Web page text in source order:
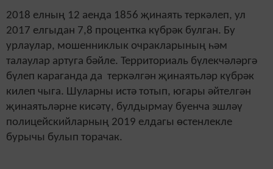
2018 елның 12 аенда 1856 җинаять теркәлеп, ул
2017 елгыдан 7,8 процентка күбрәк булган. Бу
урлаулар, мошенниклык очракларының һәм
талаулар артуга бәйле. Территориаль бүлекчәләргә
бүлеп караганда да теркәлгән җинаятьләр күбрәк
килеп чыга. Шуларны истә тотып, югары әйтелгән
җинаятьләрне кисәтү, булдырмау буенча эшләү
полицейскийларның 2019 елдагы өстенлекле
бурычы булып торачак.